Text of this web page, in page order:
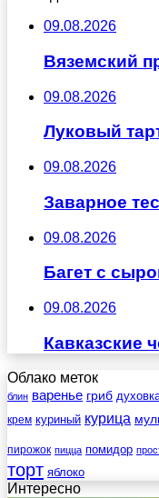
09.08.2026
Вяземский
09.08.2026
Луковый
09.08.2026
Заварное
09.08.2026
Багет с
09.08.2026
Кавказские
Облако меток
блин варенье гриб
крем куриный курица
пирожок пицца помидор
торт яблоко
Интересно